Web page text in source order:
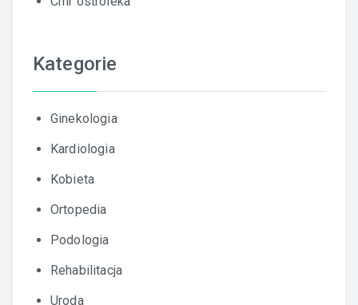
Kategorie
Ginekologia
Kardiologia
Kobieta
Ortopedia
Podologia
Rehabilitacja
Uroda